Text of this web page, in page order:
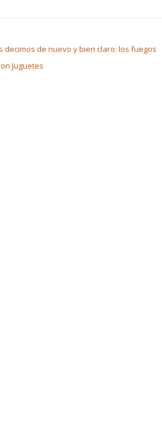
decimos de nuevo y bien claro: los fuegos
Juguetes